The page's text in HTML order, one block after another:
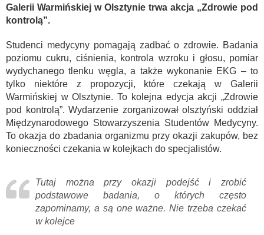
Galerii Warmińskiej w Olsztynie trwa akcja „Zdrowie pod
kontrolą”.
Studenci medycyny pomagają zadbać o zdrowie. Badania
poziomu cukru, ciśnienia, kontrola wzroku i głosu, pomiar
wydychanego tlenku węgla, a także wykonanie EKG – to
tylko niektóre z propozycji, które czekają w Galerii
Warmińskiej w Olsztynie. To kolejna edycja akcji „Zdrowie
pod kontrolą”. Wydarzenie zorganizował olsztyński oddział
Międzynarodowego Stowarzyszenia Studentów Medycyny.
To okazja do zbadania organizmu przy okazji zakupów, bez
konieczności czekania w kolejkach do specjalistów.
Tutaj można przy okazji podejść i zrobić
podstawowe badania, o których często
zapominamy, a są one ważne. Nie trzeba czekać
w kolejce